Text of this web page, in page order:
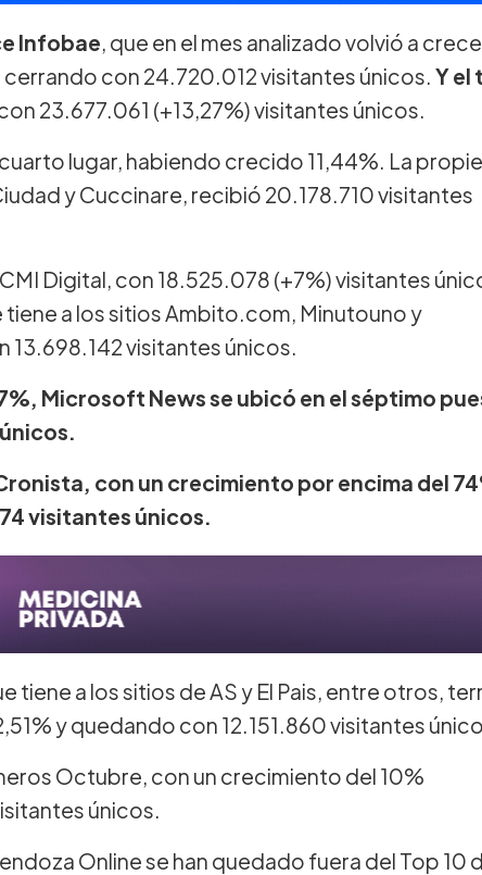
Infobae, que en el mes analizado volvió a
cerrando con 24.720.012 visitantes únicos. Y el
23.677.061 (+13,27%) visitantes únicos.
lugar, habiendo crecido 11,44%. La
y Cuccinare, recibió 20.178.710 visitantes
Digital, con 18.525.078 (+7%) visitantes
tiene a los sitios Ambito.com, Minutouno y
visitantes únicos.
Microsoft News se ubicó en el séptimo
con un crecimiento por encima del
visitantes únicos.
tiene a los sitios de AS y El Pais, entre otros,
y quedando con 12.151.860 visitantes
Octubre, con un crecimiento del 10%
únicos.
Online se han quedado fuera del Top 10